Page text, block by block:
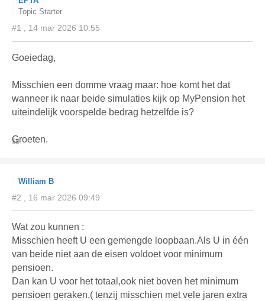
Topic Starter
#1 , 14 mar 2026 10:55
Goeiedag,
Misschien een domme vraag maar: hoe komt het dat
wanneer ik naar beide simulaties kijk op MyPension het
uiteindelijk voorspelde bedrag hetzelfde is?
Groeten.
William B
#2 , 16 mar 2026 09:49
Wat zou kunnen :
Misschien heeft U een gemengde loopbaan.Als U in één
van beide niet aan de eisen voldoet voor minimum
pensioen.
Dan kan U voor het totaal,ook niet boven het minimum
pensioen geraken,( tenzij misschien met vele jaren extra